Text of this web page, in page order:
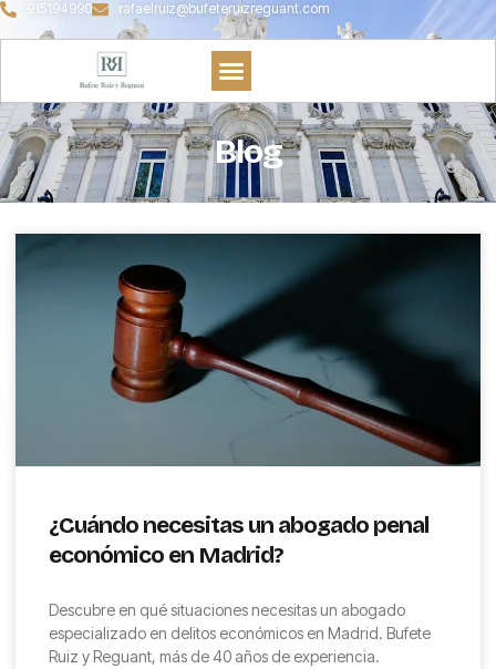
915194990 rafaelruiz@bufeteruizreguant.com
Blog
¿Cuándo necesitas un abogado penal
económico en Madrid?
Descubre en qué situaciones necesitas un abogado
especializado en delitos económicos en Madrid. Bufete
Ruiz y Reguant, más de 40 años de experiencia.